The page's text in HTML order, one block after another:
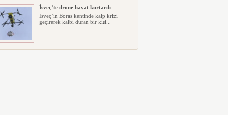
İsveç’te drone hayat kurtardı
İsveç’in Boras kentinde kalp krizi
geçirerek kalbi duran bir kişi...
Ryanair kış sezonunda Fas’ta rekor